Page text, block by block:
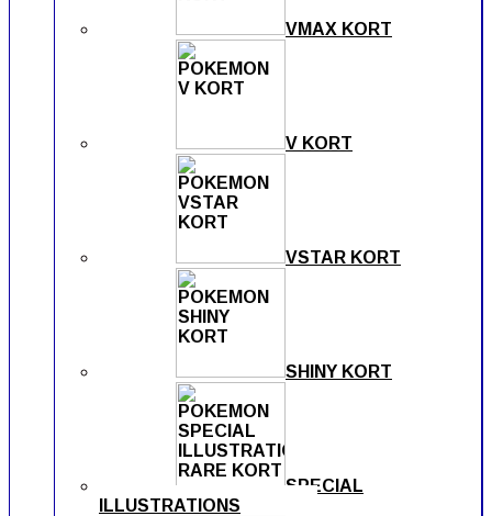
VMAX KORT
V KORT
VSTAR KORT
SHINY KORT
SPECIAL
ILLUSTRATIONS